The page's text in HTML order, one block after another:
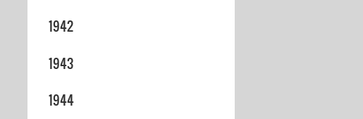
1942
1943
1944